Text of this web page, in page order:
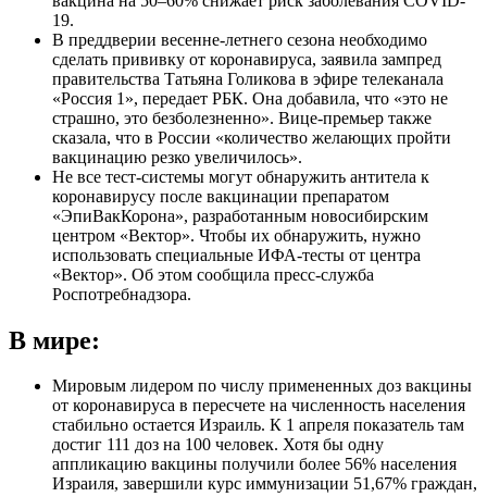
19.
В преддверии весенне-летнего сезона необходимо
сделать прививку от коронавируса, заявила зампред
правительства Татьяна Голикова в эфире телеканала
«Россия 1», передает РБК. Она добавила, что «это не
страшно, это безболезненно». Вице-премьер также
сказала, что в России «количество желающих пройти
вакцинацию резко увеличилось».
Не все тест-системы могут обнаружить антитела к
коронавирусу после вакцинации препаратом
«ЭпиВакКорона», разработанным новосибирским
центром «Вектор». Чтобы их обнаружить, нужно
использовать специальные ИФА-тесты от центра
«Вектор». Об этом сообщила пресс-служба
Роспотребнадзора.
В мире:
Мировым лидером по числу примененных доз вакцины
от коронавируса в пересчете на численность населения
стабильно остается Израиль. К 1 апреля показатель там
достиг 111 доз на 100 человек. Хотя бы одну
аппликацию вакцины получили более 56% населения
Израиля, завершили курс иммунизации 51,67% граждан,